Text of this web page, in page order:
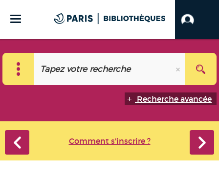
Recherche avancée
Comment s'inscrire ?